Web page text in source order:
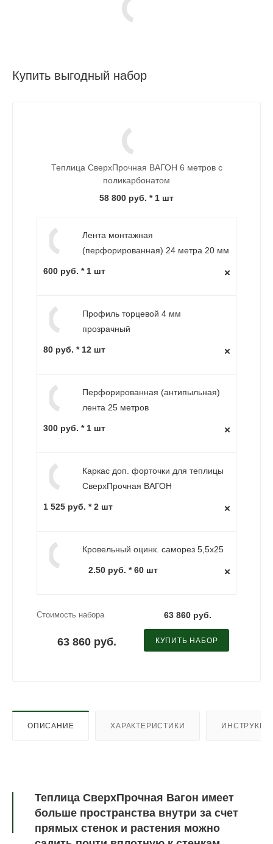
Купить выгодный набор
Теплица СверхПрочная ВАГОН 6 метров с
поликарбонатом
58 800 руб. * 1 шт
Лента монтажная
(перфорированная) 24 метра 20 мм
600 руб. * 1 шт
Профиль торцевой 4 мм
прозрачный
80 руб. * 12 шт
Перфорированная (антипыльная)
лента 25 метров
300 руб. * 1 шт
Каркас доп. форточки для теплицы
СверхПрочная ВАГОН
1 525 руб. * 2 шт
Кровельный оцинк. саморез 5,5х25
2.50 руб. * 60 шт
Стоимость набора 63 860 руб.
63 860 руб. КУПИТЬ НАБОР
ОПИСАНИЕ ХАРАКТЕРИСТИКИ
Теплица СверхПрочная Вагон имеет
больше пространства внутри за счет
прямых стенок и растения можно